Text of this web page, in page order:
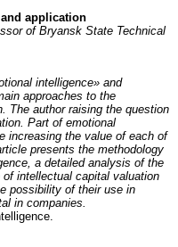
application
of Bryansk State Technical
intelligence» and
approaches to the
The author raising the question
Part of emotional
increasing the value of each of
presents the methodology
a detailed analysis of the
intellectual capital valuation
possibility of their use in
in companies.